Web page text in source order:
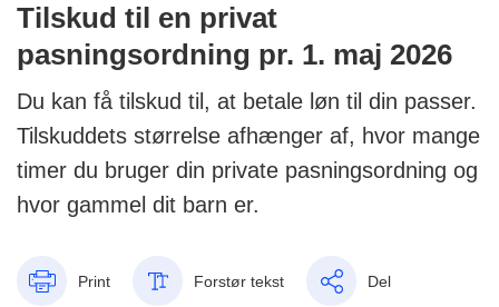
Tilskud til en privat
pasningsordning pr. 1. maj 2026
Du kan få tilskud til, at betale løn til din passer.
Tilskuddets størrelse afhænger af, hvor mange
timer du bruger din private pasningsordning og
hvor gammel dit barn er.
Print Forstør tekst Del